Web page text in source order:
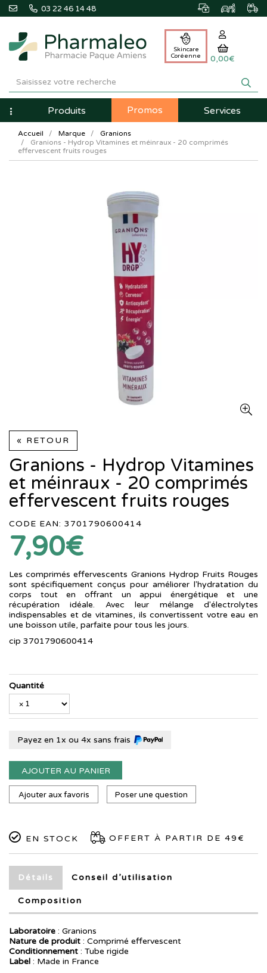
03 22 46 14 48
Pharmaleo
Pharmacie
Paque
Amiens
Skincare
Coréenne
0,00€
NavigationProduits Promos Services
Accueil Marque
Granions
Granions - Hydrop Vitamines et méinraux - 20 comprimés
effervescent fruits rouges
« RETOUR
Granions - Hydrop Vitamines
et méinraux - 20 comprimés
effervescent fruits rouges
CODE EAN: 3701790600414
7,90€
Les comprimés effervescents Granions Hydrop Fruits Rouges
sont spécifiquement conçus pour améliorer l'hydratation du
corps tout en offrant un appui énergétique et une
récupération idéale. Avec leur mélange d'électrolytes
indispensables et de vitamines, ils convertissent votre eau en
une boisson utile, parfaite pour tous les jours.
cip 3701790600414
Quantité
Payez en 1x ou 4x sans frais
AJOUTER AU PANIER
Ajouter aux favoris Poser une question
EN STOCK OFFERT À PARTIR DE 49€
Détails Conseil d’utilisation
Composition
Laboratoire : Granions
Nature de produit : Comprimé effervescent
Conditionnement : Tube rigide
Label : Made in France